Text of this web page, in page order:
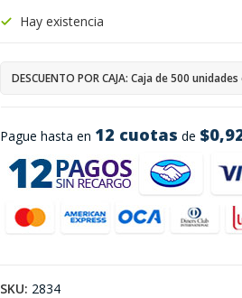
Pague hasta en 12 cuotas de
Hay existencia
DESCUENTO POR CAJA: Caja de 500
SKU: 2834